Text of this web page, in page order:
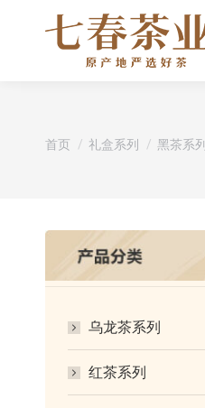
您在这里：
首页 礼盒系列 黑茶系列
乌龙茶系列
红茶系列